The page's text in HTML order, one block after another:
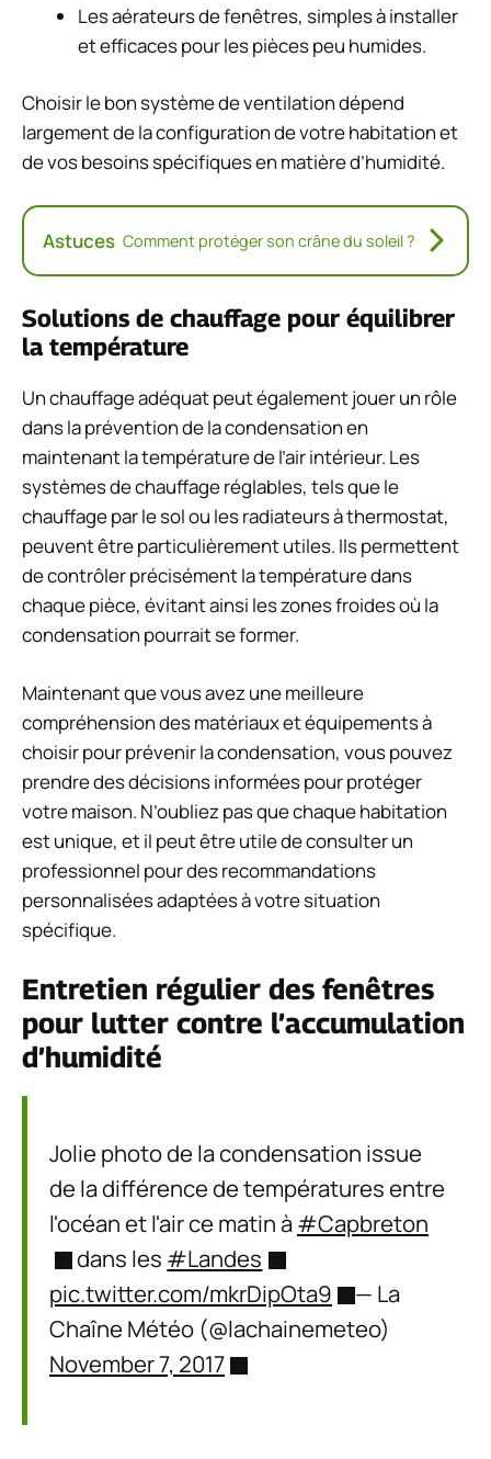
Les aérateurs de fenêtres, simples à installer
et efficaces pour les pièces peu humides.
Choisir le bon système de ventilation dépend
largement de la configuration de votre habitation et
de vos besoins spécifiques en matière d’humidité.
Astuces Comment protéger son crâne du soleil ?
Solutions de chauffage pour équilibrer
la température
Un chauffage adéquat peut également jouer un rôle
dans la prévention de la condensation en
maintenant la température de l’air intérieur. Les
systèmes de chauffage réglables, tels que le
chauffage par le sol ou les radiateurs à thermostat,
peuvent être particulièrement utiles. Ils permettent
de contrôler précisément la température dans
chaque pièce, évitant ainsi les zones froides où la
condensation pourrait se former.
Maintenant que vous avez une meilleure
compréhension des matériaux et équipements à
choisir pour prévenir la condensation, vous pouvez
prendre des décisions informées pour protéger
votre maison. N’oubliez pas que chaque habitation
est unique, et il peut être utile de consulter un
professionnel pour des recommandations
personnalisées adaptées à votre situation
spécifique.
Entretien régulier des fenêtres
pour lutter contre l’accumulation
d’humidité
Jolie photo de la condensation issue
de la différence de températures entre
l'océan et l'air ce matin à#Capbreton
dans les #Landes
pic.twitter.com/mkrDipOta9
— La
Chaîne Météo (@lachainemeteo)
November 7, 2017